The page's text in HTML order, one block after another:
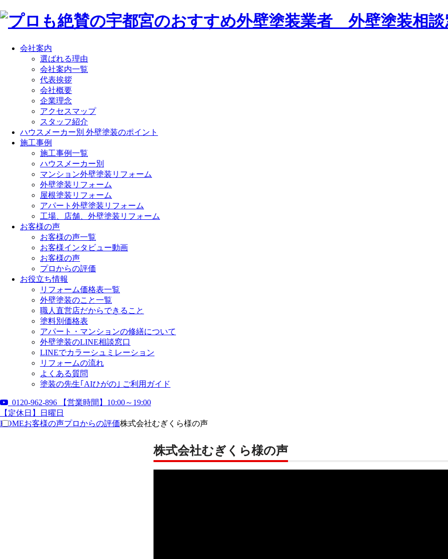
会社案内
選ばれる理由
会社案内一覧
代表挨拶
会社概要
企業理念
アクセスマップ
スタッフ紹介
ハウスメーカー別 外壁塗装のポイント
施工事例
施工事例一覧
ハウスメーカー別
マンション外壁塗装リフォーム
外壁塗装リフォーム
屋根塗装リフォーム
アパート外壁塗装リフォーム
工場、店舗、外壁塗装リフォーム
お客様の声
お客様の声一覧
お客様インタビュー動画
お客様の声
プロからの評価
お役立ち情報
リフォーム価格表一覧
外壁塗装のこと一覧
職人直営店だからできること
塗料別価格表
アパート・マンションの修繕について
外壁塗装のLINE相談窓口
LINEでカラーシュミレーション
リフォームの流れ
よくある質問
塗装の先生｢AIひがの｣ ご利用ガイド
0120-962-896
【営業時間】10:00～19:00
【定休日】日曜日
HOMEお客様の声プロからの評価株式会社むぎくら様の声
株式会社むぎくら様の声